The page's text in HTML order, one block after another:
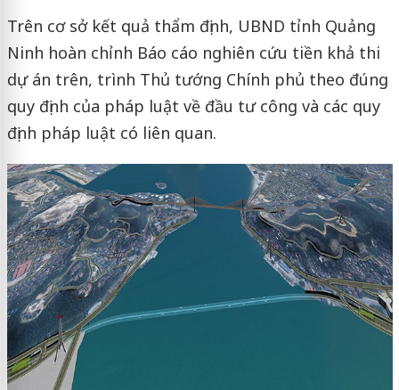
Trên cơ sở kết quả thẩm định, UBND tỉnh Quảng
Ninh hoàn chỉnh Báo cáo nghiên cứu tiền khả thi
dự án trên, trình Thủ tướng Chính phủ theo đúng
quy định của pháp luật về đầu tư công và các quy
định pháp luật có liên quan.